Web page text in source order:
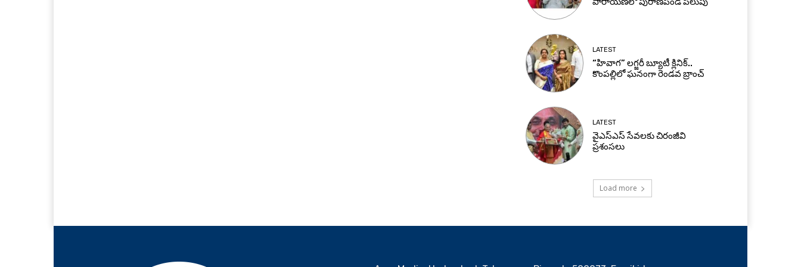
LATEST
“హివాగ” లగ్జరీ బ్యూటీ క్లినిక్..
కొంపల్లిలో ఘనంగా రెండవ బ్రాంచ్
LATEST
వైఎస్ఎస్ సేవలకు చిరంజీవి
ప్రశంసలు
Load more